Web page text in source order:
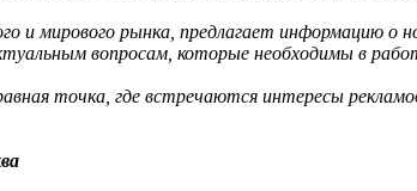
и мирового рынка, предлагает информацию о
вопросам, которые необходимы в
точка, где встречаются интересы